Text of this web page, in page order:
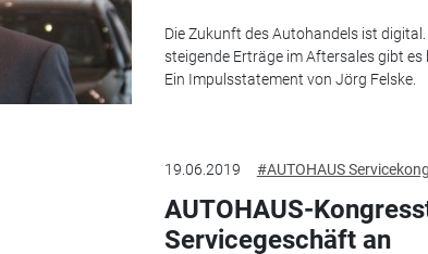
Die Zukunft des Autohandels ist
steigende Erträge im Aftersales gibt es
Ein Impulsstatement von Jörg Felske.
19.06.2019 #AUTOHAUS
AUTOHAUS-
Servicegeschäft an